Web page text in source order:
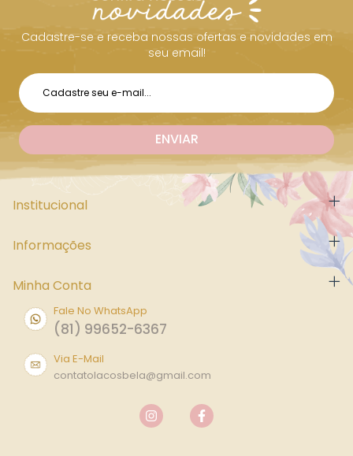
Cadastre-se e receba nossas ofertas e novidades em
seu email!
Institucional
Informações
Minha Conta
Fale No WhatsApp
(81) 99652-6367
Via E-Mail
contatolacosbela@gmail.com